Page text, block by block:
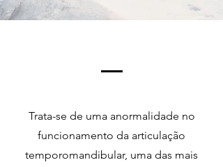
Trata-se de uma anormalidade no
funcionamento da articulação
temporomandibular, uma das mais